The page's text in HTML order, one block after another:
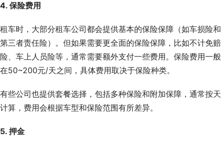
4. 保险费用
租车时，大部分租车公司都会提供基本的保险保障（如车损险和
第三者责任险）。但如果需要更全面的保险保障，比如不计免赔
险、车上人员险等，通常需要额外支付一些费用。保险费用一般
在50~200元/天之间，具体费用取决于保险种类。
有些公司也提供套餐选择，包括多种保险和附加保障，通常按天
计算，费用会根据车型和保险范围有所差异。
5. 押金